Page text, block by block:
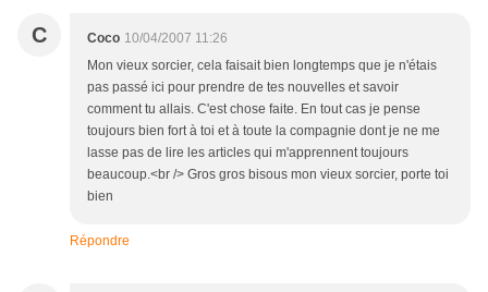
C Coco 10/04/2007 11:26
Mon vieux sorcier, cela faisait bien longtemps que je n'étais
pas passé ici pour prendre de tes nouvelles et savoir
comment tu allais. C'est chose faite. En tout cas je pense
toujours bien fort à toi et à toute la compagnie dont je ne me
lasse pas de lire les articles qui m'apprennent toujours
beaucoup.<br /> Gros gros bisous mon vieux sorcier, porte toi
bien
Répondre